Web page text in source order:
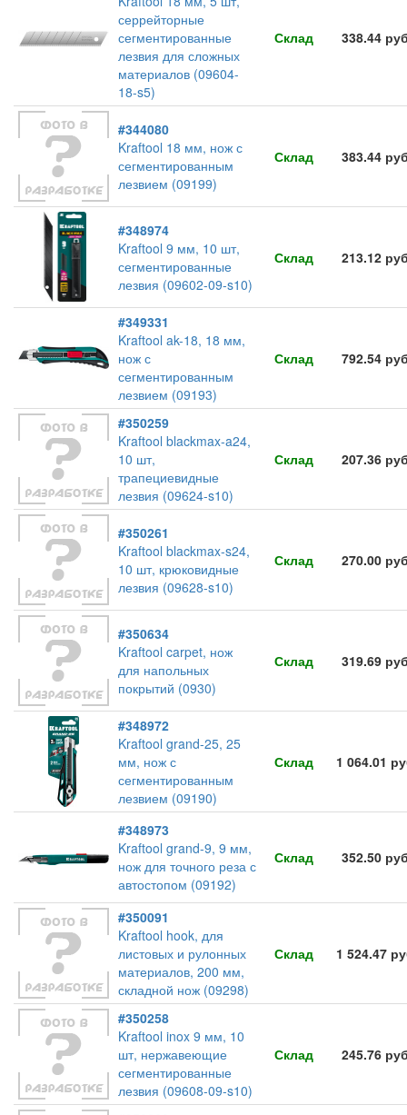
серрейторные
сегментированные
лезвия для сложных
материалов (09604-
18-s5)
Склад 338.44
#344080
Kraftool 18 мм, нож с
сегментированным
лезвием (09199)
Склад 383.44
#348974
Kraftool 9 мм, 10 шт,
сегментированные
лезвия (09602-09-s10)
Склад 213.12
#349331
Kraftool ak-18, 18 мм,
нож с
сегментированным
лезвием (09193)
Склад 792.54
#350259
Kraftool blackmax-a24,
10 шт,
трапециевидные
лезвия (09624-s10)
Склад 207.36
#350261
Kraftool blackmax-s24,
10 шт, крюковидные
лезвия (09628-s10)
Склад 270.00
#350634
Kraftool carpet, нож
для напольных
покрытий (0930)
Склад 319.69
#348972
Kraftool grand-25, 25
мм, нож с
сегментированным
лезвием (09190)
Склад 1 064.01
#348973
Kraftool grand-9, 9 мм,
нож для точного реза с
автостопом (09192)
Склад 352.50
#350091
Kraftool hook, для
листовых и рулонных
материалов, 200 мм,
складной нож (09298)
Склад 1 524.47
#350258
Kraftool inox 9 мм, 10
шт, нержавеющие
сегментированные
лезвия (09608-09-s10)
Склад 245.76